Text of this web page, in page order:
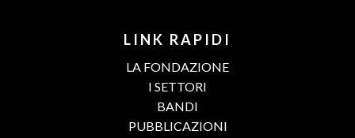
LINK RAPIDI
LA FONDAZIONE
I SETTORI
BANDI
PUBBLICAZIONI